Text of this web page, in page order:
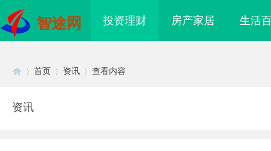
智途网 投资理财 房产家居 生活
首页 资讯 查看内容
资讯